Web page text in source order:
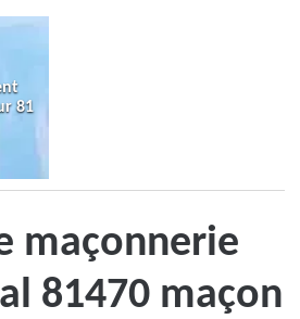
81
maçonnerie
81470 maçon